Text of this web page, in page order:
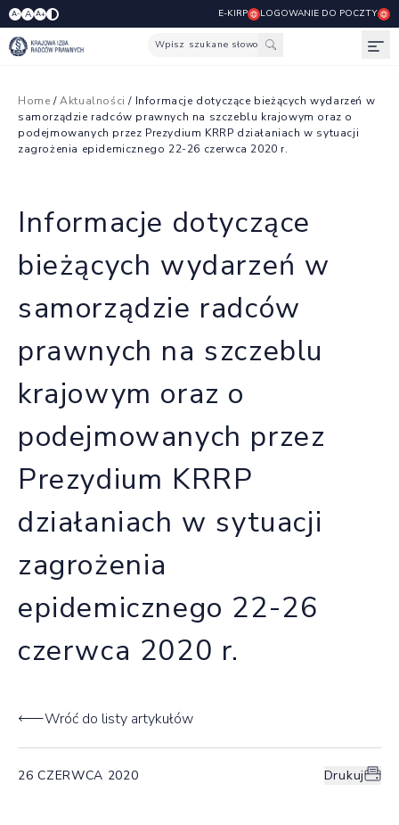
A- A A+ E-KIRP LOGOWANIE DO POCZTY
Wpisz szukane słowo
Home /Aktualności / Informacje dotyczące bieżących wydarzeń w
samorządzie radców prawnych na szczeblu krajowym oraz o
podejmowanych przez Prezydium KRRP działaniach w sytuacji
zagrożenia epidemicznego 22-26 czerwca 2020 r.
Informacje dotyczące
bieżących wydarzeń w
samorządzie radców
prawnych na szczeblu
krajowym oraz o
podejmowanych przez
Prezydium KRRP
działaniach w sytuacji
zagrożenia
epidemicznego 22-26
czerwca 2020 r.
Wróć do listy artykułów
26 CZERWCA 2020 Drukuj